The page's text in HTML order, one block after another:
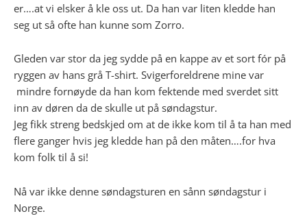
er….at vi elsker å kle oss ut. Da han var liten kledde han
seg ut så ofte han kunne som Zorro.
Gleden var stor da jeg sydde på en kappe av et sort fór på
ryggen av hans grå T-shirt. Svigerforeldrene mine var
mindre fornøyde da han kom fektende med sverdet sitt
inn av døren da de skulle ut på søndagstur.
Jeg fikk streng bedskjed om at de ikke kom til å ta han med
flere ganger hvis jeg kledde han på den måten….for hva
kom folk til å si!
Nå var ikke denne søndagsturen en sånn søndagstur i
Norge.